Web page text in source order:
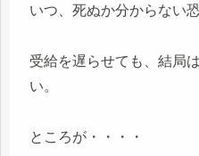
いつ、死ぬか分からない
受給を遅らせても、結局
い。
ところが・・・・